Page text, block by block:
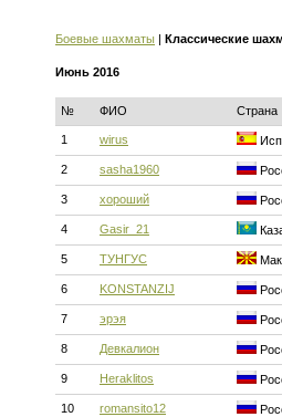
Боевые шахматы | Классические
Июнь 2016
№ ФИО Страна
1 wirus
2 sasha1960
3 хороший
4 Gasir_21
5 ТУНГУС
6 KONSTANZIJ
7 эрэя
8 Девкалион
9 Heraklitos
10 romansito12